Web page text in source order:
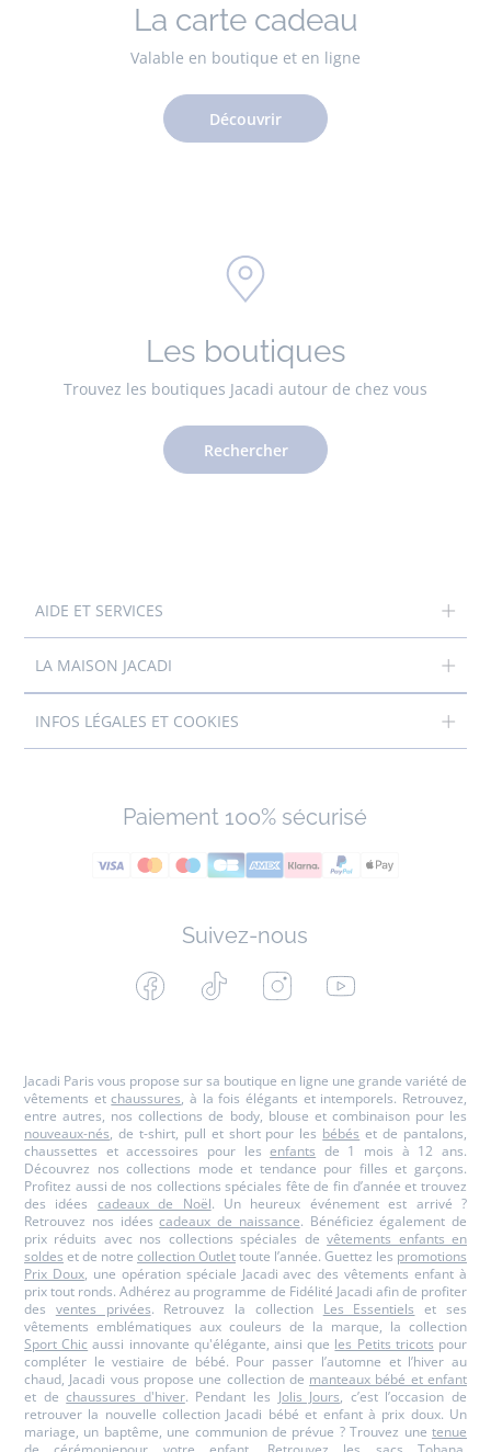
La carte cadeau
Valable en boutique et en ligne
Découvrir
Les boutiques
Trouvez les boutiques Jacadi autour de chez vous
Rechercher
AIDE ET SERVICES
LA MAISON JACADI
INFOS LÉGALES ET COOKIES
Paiement 100% sécurisé
Suivez-nous
Facebook Tiktok InstagramYoutube
Jacadi Paris vous propose sur sa boutique en ligne une grande variété de
vêtements etchaussures, à la fois élégants et intemporels. Retrouvez,
entre autres, nos collections de body, blouse et combinaison pour les
nouveaux-nés, de t-shirt, pull et short pour les bébés et de pantalons,
chaussettes et accessoires pour lesenfants de 1 mois à 12 ans.
Découvrez nos collections mode et tendance pour filles et garçons.
Profitez aussi de nos collections spéciales fête de fin d’année et trouvez
des idées cadeaux de Noël. Un heureux événement est arrivé ?
Retrouvez nos idéescadeaux de naissance. Bénéficiez également de
prix réduits avec nos collections spéciales devêtements enfants en
soldes et de notre collection Outlettoute l’année. Guettez les promotions
Prix Doux, une opération spéciale Jacadi avec des vêtements enfant à
prix tout ronds. Adhérez au programme de Fidélité Jacadi afin de profiter
des ventes privées. Retrouvez la collection Les Essentiels et ses
vêtements emblématiques aux couleurs de la marque, la collection
Sport Chic aussi innovante qu'élégante, ainsi que les Petits tricots pour
compléter le vestiaire de bébé. Pour passer l’automne et l’hiver au
chaud, Jacadi vous propose une collection de manteaux bébé et enfant
et dechaussures d'hiver. Pendant les Jolis Jours, c’est l’occasion de
retrouver la nouvelle collection Jacadi bébé et enfant à prix doux. Un
mariage, un baptême, une communion de prévue ? Trouvez une tenue